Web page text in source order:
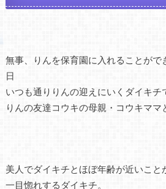
無事、りんを保育園に入れることがで
日
いつも通りりんの迎えにいくダイキチ
りんの友達コウキの母親・コウキママ
美人でダイキチとほぼ年齢が近いこと
一目惚れするダイキチ。